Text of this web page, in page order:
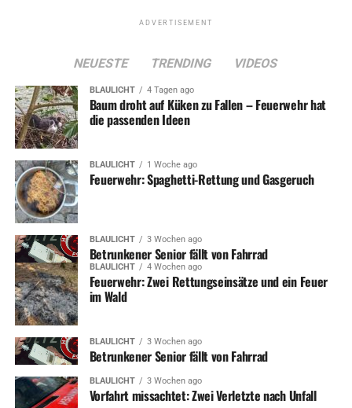
ADVERTISEMENT
RELATED TOPICS: GESUNDHEIT SENIOREN SOZIALES
UP NEXT
Turnhallen und Bäder in den Osterferien geschlossen
DON'T MISS
Personalversammlung: Stadtverwaltung am Mittwoch ab 13
Uhr geschlossen
ADVERTISEMENT
NEUESTE TRENDING VIDEOS
BLAULICHT 4 Tagen ago
Baum droht auf Küken zu Fallen – Feuerwehr hat
die passenden Ideen
BLAULICHT 1 Woche ago
Feuerwehr: Spaghetti-Rettung und Gasgeruch
BLAULICHT 3 Wochen ago
Betrunkener Senior fällt von Fahrrad
BLAULICHT 4 Wochen ago
Feuerwehr: Zwei Rettungseinsätze und ein Feuer
im Wald
BLAULICHT 3 Wochen ago
Betrunkener Senior fällt von Fahrrad
BLAULICHT 3 Wochen ago
Vorfahrt missachtet: Zwei Verletzte nach Unfall